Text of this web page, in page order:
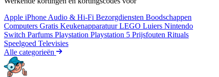
Apple iPhone Audio & Hi-Fi Bezorgdiensten Boodschappen
Computers Gratis KeukenapparatuurLEGO Luiers Nintendo
Switch Parfums Playstation Playstation 5 Prijsfouten Rituals
Speelgoed Televisies
Alle categorieën